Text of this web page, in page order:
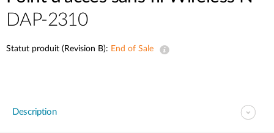
DAP-2310
Statut produit (Revision B): End of Sale
Description